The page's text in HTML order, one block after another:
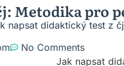
Metodika pro
napsat didaktický test z
No Comments